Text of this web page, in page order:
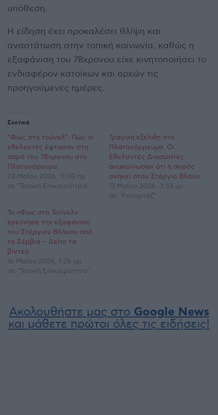
υπόθεση.
Η είδηση έχει προκαλέσει θλίψη και
αναστάτωση στην τοπική κοινωνία, καθώς η
εξαφάνιση του 78χρονου είχε κινητοποιήσει το
ενδιαφέρον κατοίκων και αρχών τις
προηγούμενες ημέρες.
Σχετικά
“Φως στο τούνελ”: Πώς οι
εθελοντές έφτασαν στη
σορό του 78χρονου στο
Πλατανόρευμα
24 Μαΐου 2026, 11:00 πμ
σε "Τοπική Επικαιρότητα"
Τραγική εξέλιξη στο
Πλατανόρρευμα: Οι
Εθελοντές Διασώστες
ανακοίνωσαν ότι η σορός
ανήκει στον Στέργιο Βλάχο
17 Μαΐου 2026, 3:53 μμ
σε "Ρεπορτάζ"
Το «Φως στο Τούνελ»
ερεύνησε την εξαφάνιση
του Στέργιου Βλάχου από
τα Σέρβια – Δείτε τα
βίντεο
16 Μαΐου 2026, 1:26 μμ
σε "Τοπική Επικαιρότητα"
Ακολουθήστε μας στο Google News
και μάθετε πρώτοι όλες τις ειδήσεις!